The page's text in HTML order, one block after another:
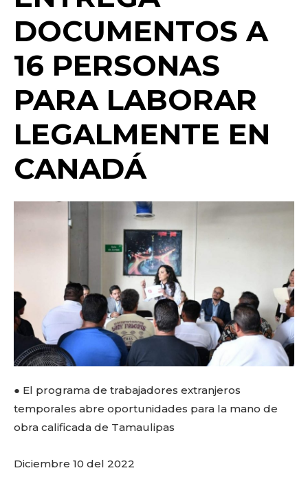
k
DOCUMENTOS A
16 PERSONAS
PARA LABORAR
LEGALMENTE EN
CANADÁ
● El programa de trabajadores extranjeros
temporales abre oportunidades para la mano de
obra calificada de Tamaulipas
Diciembre 10 del 2022